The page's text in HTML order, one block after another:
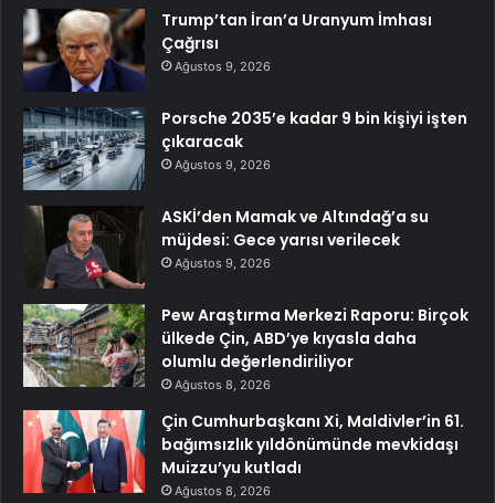
Trump’tan İran’a Uranyum İmhası
Çağrısı
Ağustos 9, 2026
Porsche 2035’e kadar 9 bin kişiyi işten
çıkaracak
Ağustos 9, 2026
ASKİ’den Mamak ve Altındağ’a su
müjdesi: Gece yarısı verilecek
Ağustos 9, 2026
Pew Araştırma Merkezi Raporu: Birçok
ülkede Çin, ABD’ye kıyasla daha
olumlu değerlendiriliyor
Ağustos 8, 2026
Çin Cumhurbaşkanı Xi, Maldivler’in 61.
bağımsızlık yıldönümünde mevkidaşı
Muizzu’yu kutladı
Ağustos 8, 2026